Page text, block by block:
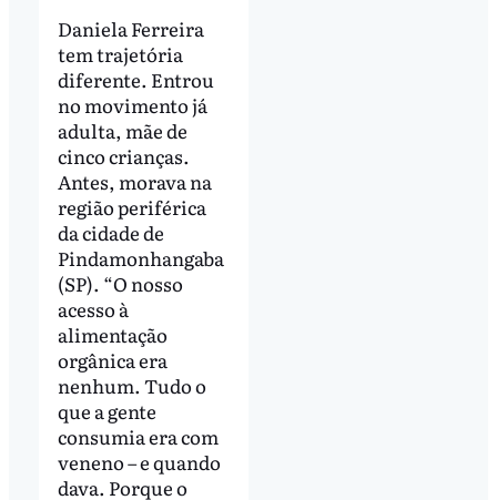
Daniela Ferreira
tem trajetória
diferente. Entrou
no movimento já
adulta, mãe de
cinco crianças.
Antes, morava na
região periférica
da cidade de
Pindamonhangaba
(SP). “O nosso
acesso à
alimentação
orgânica era
nenhum. Tudo o
que a gente
consumia era com
veneno – e quando
dava. Porque o